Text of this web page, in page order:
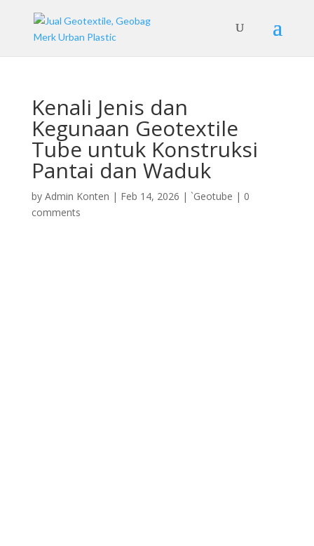
Kenali Jenis dan
Kegunaan Geotextile
Tube untuk Konstruksi
Pantai dan Waduk
by Admin Konten | Feb 14, 2026 | `Geotube | 0
comments